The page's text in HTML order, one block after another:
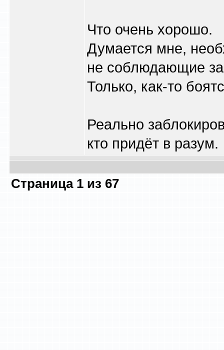
Что очень хорошо.
Думается мне,
не соблюдающие
Только, как-то
Реально
кто придёт в разум.
Страница 1 из 67